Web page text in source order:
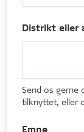
Distrikt eller
Send os gerne
tilknyttet, eller